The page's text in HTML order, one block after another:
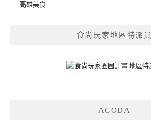
高雄美食
食尚玩家地區特派員
AGODA